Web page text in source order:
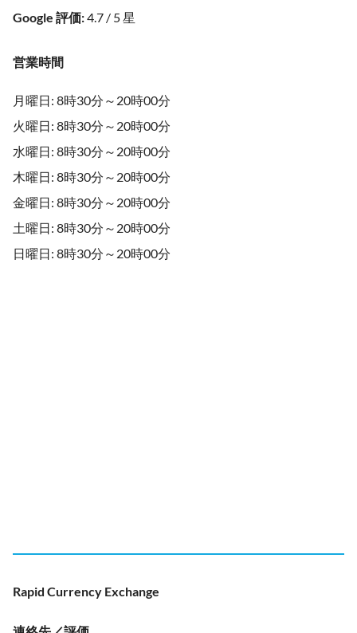
Google 評価:4.7 / 5 星
営業時間
月曜日: 8時30分～20時00分
火曜日: 8時30分～20時00分
水曜日: 8時30分～20時00分
木曜日: 8時30分～20時00分
金曜日: 8時30分～20時00分
土曜日: 8時30分～20時00分
日曜日: 8時30分～20時00分
Rapid Currency Exchange